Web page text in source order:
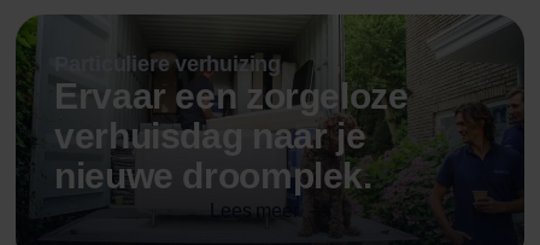
de 60 procent is voordat je je spullen verhuist.
Particuliere verhuizing
Ervaar een zorgeloze
verhuisdag naar je
nieuwe droomplek.
Lees meer